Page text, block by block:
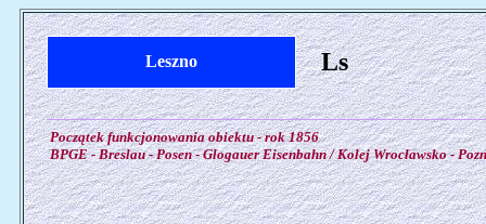
Leszno Ls
Początek funkcjonowania obiektu - rok 1856
BPGE - Breslau - Posen - Glogauer Eisenbahn / Kolej Wrocławsko -